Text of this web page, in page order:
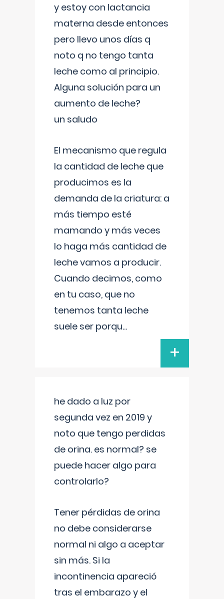
y estoy con lactancia
materna desde entonces
pero llevo unos días q
noto q no tengo tanta
leche como al principio.
Alguna solución para un
aumento de leche?
un saludo
El mecanismo que regula
la cantidad de leche que
producimos es la
demanda de la criatura: a
más tiempo esté
mamando y más veces
lo haga más cantidad de
leche vamos a producir.
Cuando decimos, como
en tu caso, que no
tenemos tanta leche
suele ser porqu...
+
he dado a luz por
segunda vez en 2019 y
noto que tengo perdidas
de orina. es normal? se
puede hacer algo para
controlarlo?
Tener pérdidas de orina
no debe considerarse
normal ni algo a aceptar
sin más. Si la
incontinencia apareció
tras el embarazo y el